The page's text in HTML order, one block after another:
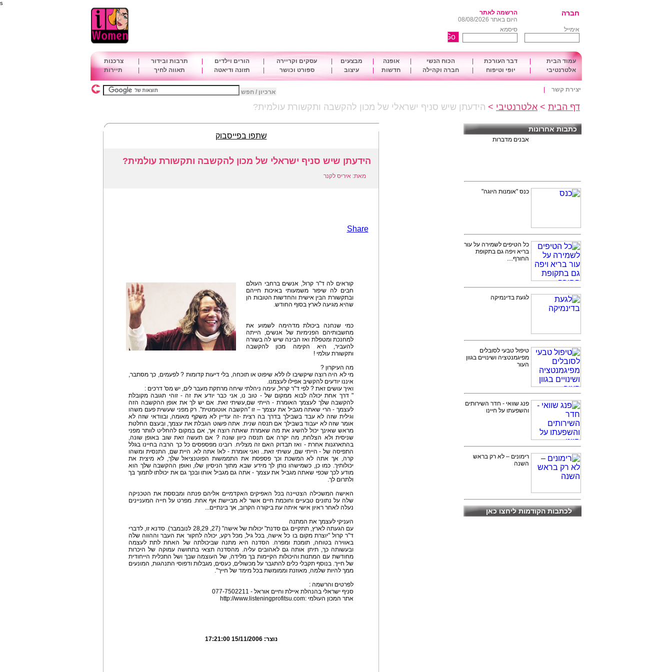
s
חברה
הרשמה לאתר
היום באתר 08/08/2026
אימייל
סיסמא
עמוד הבית דבר העורכת הכוח הנשי אופנה מבצעים עסקים וקריירה הורים וילדים תרבות ובידור
צרכנות
אלטרנטיבי
יופי וטיפוח חברה וקהילה חדשות עיצוב ספורט וכושר תזונה ודיאטה תאווה לחיך תיירות
יצירת קשר ארכיון / חפש
דף הבית > אלטרנטיבי > הידעתן שיש סניף ישראלי של מכון להקשבה ותקשורת עולמית?
כתבות אחרונות
אבנים מדברות
כנס "אומנות היוגה"
כל הטיפים לשמירה על עור
בריא ויפה גם בתקופת
החורף....
לגעת בדינמיקה
טיפול טבעי לסובלים
מפיגמנטציה ושינויים בגוון
העור
פנג שוואי - חדר השירותים
והשפעתו על חיינו
רימונים – לא רק בראש
השנה
לכתבות הקודמות ליחצו כאן
שתפו בפייסבוק
הידעתן שיש סניף ישראלי של מכון להקשבה ותקשורת עולמית?
מאת: איריס לקנר
Share
קוראים לה ד"ר קרול, אנשים ברחבי העולם
חבים לה שיפור משמעותי באיכות חייהם
ובתקשורת הבין אישית והחדשות הטובות הן
שהיא מגיעה לארץ בסוף החודש.
כמי שנחנה ביכולת מדהימה לשמוע את
מחשבותיהם הפנימיות של אנשים, הייתה
למחנכת ומטפלת ואז הבינה שיש לה בשורה
להעביר, היא הקימה מכון להקשבה
ותקשורת עולמי !
מה העיקרון ?
מי לא היה רוצה שיקשיבו לו ללא שיפוט או תוכחה, בלי דיעות קדומות ? לפעמים, כך מסתבר,
איננו יודעים להקשיב אפילו לעצמנו.
ואיך עושים זאת ? לפי ד"ר קרול, עימה ניהלתי שיחה מרתקת מעבר לים, יש מס' דרכים :
" דרך אחת יכולה לבוא ממקום של - טוב נו, אני כבר יודע את זה - זוהי תגובה מקובלת
להקשבה שלך לעצמך האומרת - הייתי שם,עשיתי זאת. אם יש לך את אופן ההקשבה הזה
לעצמך - הרי שאתה מגביל את עצמך – זו "הקשבה אוטומטית". רק מפני שעשית פעם משהו
וגילית שזה לא עבד בשבילך בדרך בה רצית -זה עדיין לא משקף מאומה, ובוודאי שזה לא
אומר שזה לא יעבוד בשבילך אם תנסה שנית. אתה פשוט הגבלת את עצמך, ובעצם החלטת
מראש שאינך יכול להשיג את מה שאמרת שאתה רוצה אך, אם במקום להחליט לוותר מפני
שניסית ולא הצלחת, מה יקרה אם תנסה כיוון שונה ? אם תעשה זאת שוב באופן שונה,
בהתארגנות אחרת - ואז תבדוק האם זה מצליח. רובינו מפספסים כל כך הרבה בחיינו בגלל
התפיסה של - הייתי שם, עשיתי זאת.. ואני אומרת - לא! אתה לא. היית שם, התנסית ומשהו
קרה, אך אתה לא המשכת וכך פספסת את התממשות הפוטנציאל שלך, לא מיצית את
יכולותיך. כמו כן, כשמישהו נותן לך מידע שבא מתוך הניסיון שלו, ואופן ההקשבה שלך הוא
מודע לכך שכפי שאתה מגביל את עצמך - אתה גם מגביל אותו ובכך גם את יכולתו לתמוך בך
ולתרום לך.
האישה המשכילה הצטיינה בכל האפיקים האקדמיים אליהם פנתה ומבססת את הטכניקה
שלה על נתונים טבעיים וחוכמת חיים אשר לא מביישת אף אחת. מפרט על חייה המעניינים
נעלה לאחר ראיון אישי איתה עת ביקורה הקרוב, אך בינתיים...
העניקי לעצמך את המתנה
עם הגעתה לארץ, תתקיים גם סדנת" יכולות של אישה" (27, 28,29 לנובמבר). סדנא זו, לדברי
ד"ר קרול "יוצרת מקום בו כל אישה, בכל גיל, מכל רקע, יכולה לחקור את העבר וההווה שלה
באווירה בטוחה, תומכת ומפרה. הסדנה היא מתנה שביכולתה של האחת לתת לעצמה
ובעשותה כך, תיתן אותה גם לאהובים עליה. מהסדנה תצאי בתחושה עמוקה של היכרות
מחודשת עם המתנות והיכולות הקיימות בך מלידה, של העוצמה שבך ושל התכלית הייחודית
של חייך. בנוסף תקבלי כלים להתגבר על מכשולים, כעסים, מגבלות ודפוסי התנהגות, המונעים
ממך להיות שלמה, מאוזנת וממומשת בכל מימד של חייך".
לפרטים והרשמה :
סניף ישראלי בהנהלת איילת וחיים אוראל - 077-7502211
אתר המכון העולמי :http://www.listeningprofitsu.com
נוצר:15/11/2006 17:21:00